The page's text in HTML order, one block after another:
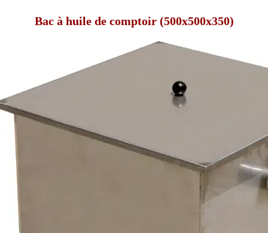
Bac à huile de comptoir (500x500x350)